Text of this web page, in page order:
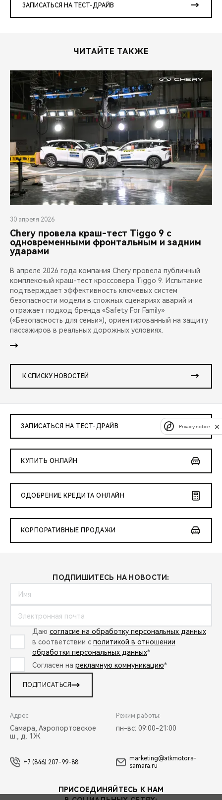
ЗАПИСАТЬСЯ НА ТЕСТ-ДРАЙВ
ЧИТАЙТЕ ТАКЖЕ
30 апреля 2026
Chery провела краш-тест Tiggo 9 с
одновременными фронтальным и задним
ударами
В апреле 2026 года компания Chery провела публичный
комплексный краш-тест кроссовера Tiggo 9. Испытание
подтверждает эффективность ключевых систем
безопасности модели в сложных сценариях аварий и
отражает подход бренда «Safety For Family»
(«Безопасность для семьи»), ориентированный на защиту
пассажиров в реальных дорожных условиях.
К СПИСКУ НОВОСТЕЙ
ЗАПИСАТЬСЯ НА ТЕСТ-ДРАЙВ
КУПИТЬ ОНЛАЙН
ОДОБРЕНИЕ КРЕДИТА ОНЛАЙН
КОРПОРАТИВНЫЕ ПРОДАЖИ
ПОДПИШИТЕСЬ НА НОВОСТИ:
Даю согласие на обработку персональных данных
в соответствии с политикой в отношении
обработки персональных данных*
Согласен на рекламную коммуникацию*
ПОДПИСАТЬСЯ
Адрес:
Самара, Аэропортовское
ш., д. 1Ж
Режим работы:
пн-вс: 09:00-21:00
+7 (846) 207-99-88
marketing@atkmotors-
samara.ru
ПРИСОЕДИНЯЙТЕСЬ К НАМ
Privacy notice